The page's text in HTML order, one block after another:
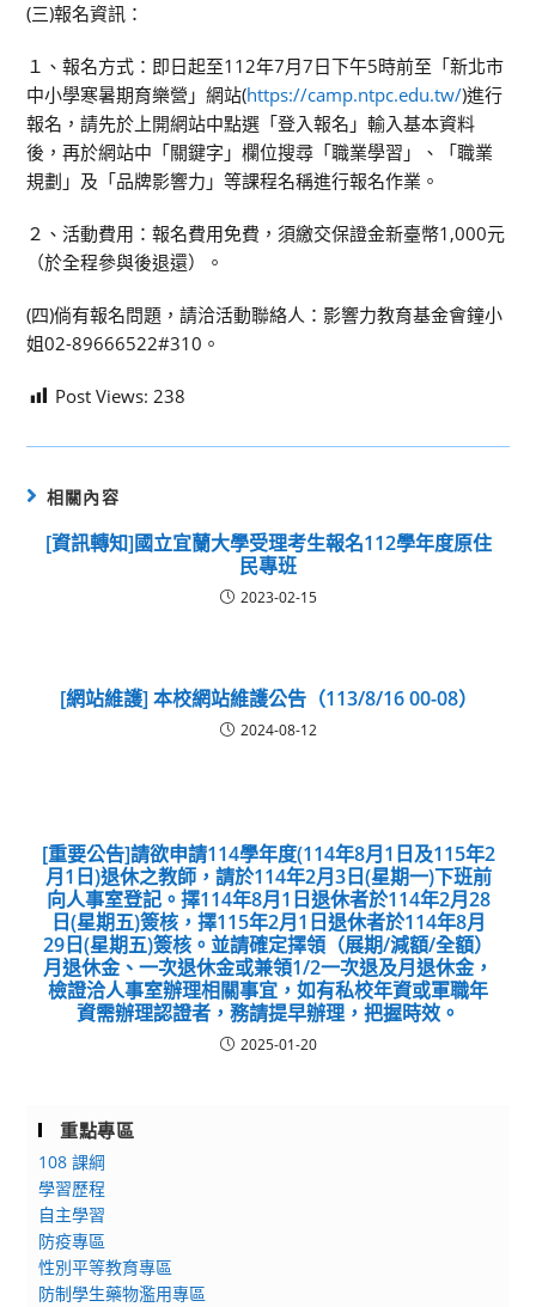
(三)報名資訊：
１、報名方式：即日起至112年7月7日下午5時前至「新北市
中小學寒暑期育樂營」網站(https://camp.ntpc.edu.tw/)進行
報名，請先於上開網站中點選「登入報名」輸入基本資料
後，再於網站中「關鍵字」欄位搜尋「職業學習」、「職業
規劃」及「品牌影響力」等課程名稱進行報名作業。
２、活動費用：報名費用免費，須繳交保證金新臺幣1,000元
（於全程參與後退還）。
(四)倘有報名問題，請洽活動聯絡人：影響力教育基金會鐘小
姐02-89666522#310。
Post Views: 238
相關內容
[資訊轉知]國立宜蘭大學受理考生報名112學年度原住
民專班
2023-02-15
[網站維護] 本校網站維護公告（113/8/16 00-08）
2024-08-12
[重要公告]請欲申請114學年度(114年8月1日及115年2
月1日)退休之教師，請於114年2月3日(星期一)下班前
向人事室登記。擇114年8月1日退休者於114年2月28
日(星期五)簽核，擇115年2月1日退休者於114年8月
29日(星期五)簽核。並請確定擇領（展期/減額/全額）
月退休金、一次退休金或兼領1/2一次退及月退休金，
檢證洽人事室辦理相關事宜，如有私校年資或軍職年
資需辦理認證者，務請提早辦理，把握時效。
2025-01-20
重點專區
108 課綱
學習歷程
自主學習
防疫專區
性別平等教育專區
防制學生藥物濫用專區